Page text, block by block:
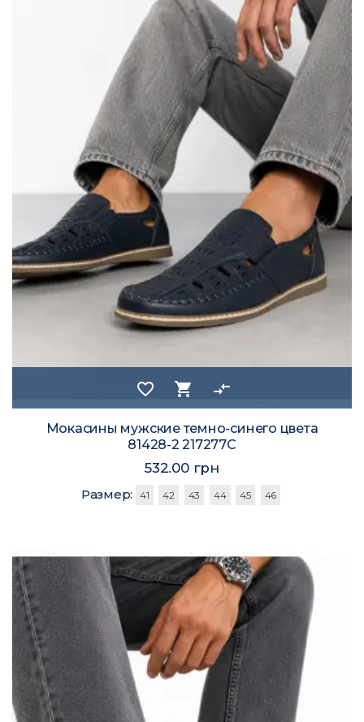
favorite_border shopping_cart compare_arrows
Мокасины мужские темно-синего цвета
81428-2 217277C
532.00 грн
Размер: 41 42 43 44 45 46